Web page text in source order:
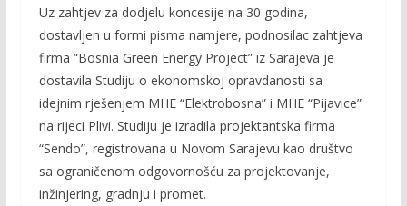
Uz zahtjev za dodjelu koncesije na 30 godina,
dostavljen u formi pisma namjere, podnosilac zahtjeva
firma “Bosnia Green Energy Project” iz Sarajeva je
dostavila Studiju o ekonomskoj opravdanosti sa
idejnim rješenjem MHE “Elektrobosna” i MHE “Pijavice”
na rijeci Plivi. Studiju je izradila projektantska firma
“Sendo”, registrovana u Novom Sarajevu kao društvo
sa ograničenom odgovornošću za projektovanje,
inžinjering, gradnju i promet.